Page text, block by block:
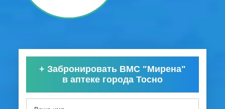
+ Забронировать ВМС "Мирена"
в аптеке города Тосно